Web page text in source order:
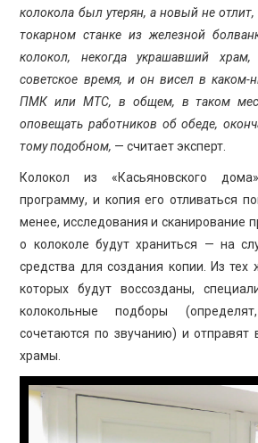
колокола был утерян, а новый не
токарном станке из железной
колокол, некогда украшавший храм,
советское время, и он висел в каком-
ПМК или МТС, в общем, в таком
оповещать работников об обеде,
тому подобном, — считает эксперт.
Колокол из «Касьяновского
программу, и копия его отливаться
менее, исследования и сканирование
о колоколе будут храниться — на
средства для создания копии. Из тех
которых будут воссозданы,
колокольные подборы
сочетаются по звучанию) и отправят
храмы.